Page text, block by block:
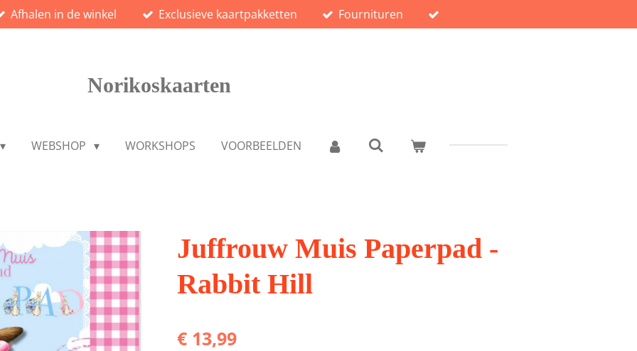
Afhalen in de winkel Exclusieve kaartpakketten Fournituren
Norikoskaarten
WEBSHOP WORKSHOPS VOORBEELDEN
Juffrouw Muis Paperpad -
Rabbit Hill
€ 13,99